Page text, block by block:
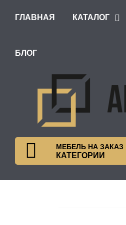
ГЛАВНАЯ КАТАЛОГ
БЛОГ
МЕБЕЛЬ НА ЗАКАЗ
КАТЕГОРИИ